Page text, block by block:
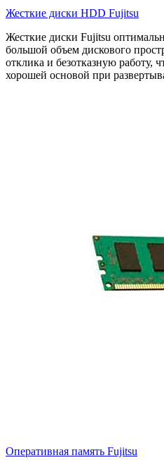
Жесткие диски HDD Fujitsu
Жесткие диски Fujitsu
большой объем дискового
отклика и безотказную работу,
хорошей основой при
Оперативная память Fujitsu